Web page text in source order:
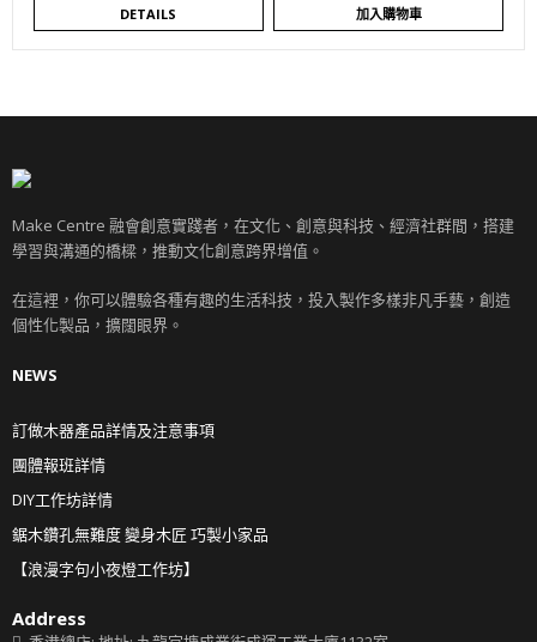
DETAILS 加入購物車
Make Centre 融會創意實踐者，在文化、創意與科技、經濟社群間，搭建
學習與溝通的橋樑，推動文化創意跨界增值。
在這裡，你可以體驗各種有趣的生活科技，投入製作多樣非凡手藝，創造
個性化製品，擴闊眼界。
NEWS
訂做木器產品詳情及注意事項
團體報班詳情
DIY工作坊詳情
鋸木鑽孔無難度 變身木匠 巧製小家品
【浪漫字句小夜燈工作坊】
Address